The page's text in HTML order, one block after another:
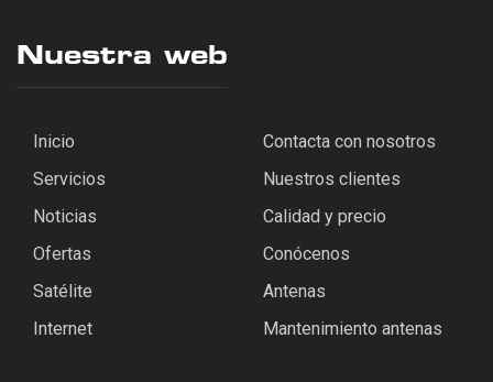
Nuestra web
Inicio
Servicios
Noticias
Ofertas
Satélite
Internet
Contacta con nosotros
Nuestros clientes
Calidad y precio
Conócenos
Antenas
Mantenimiento antenas